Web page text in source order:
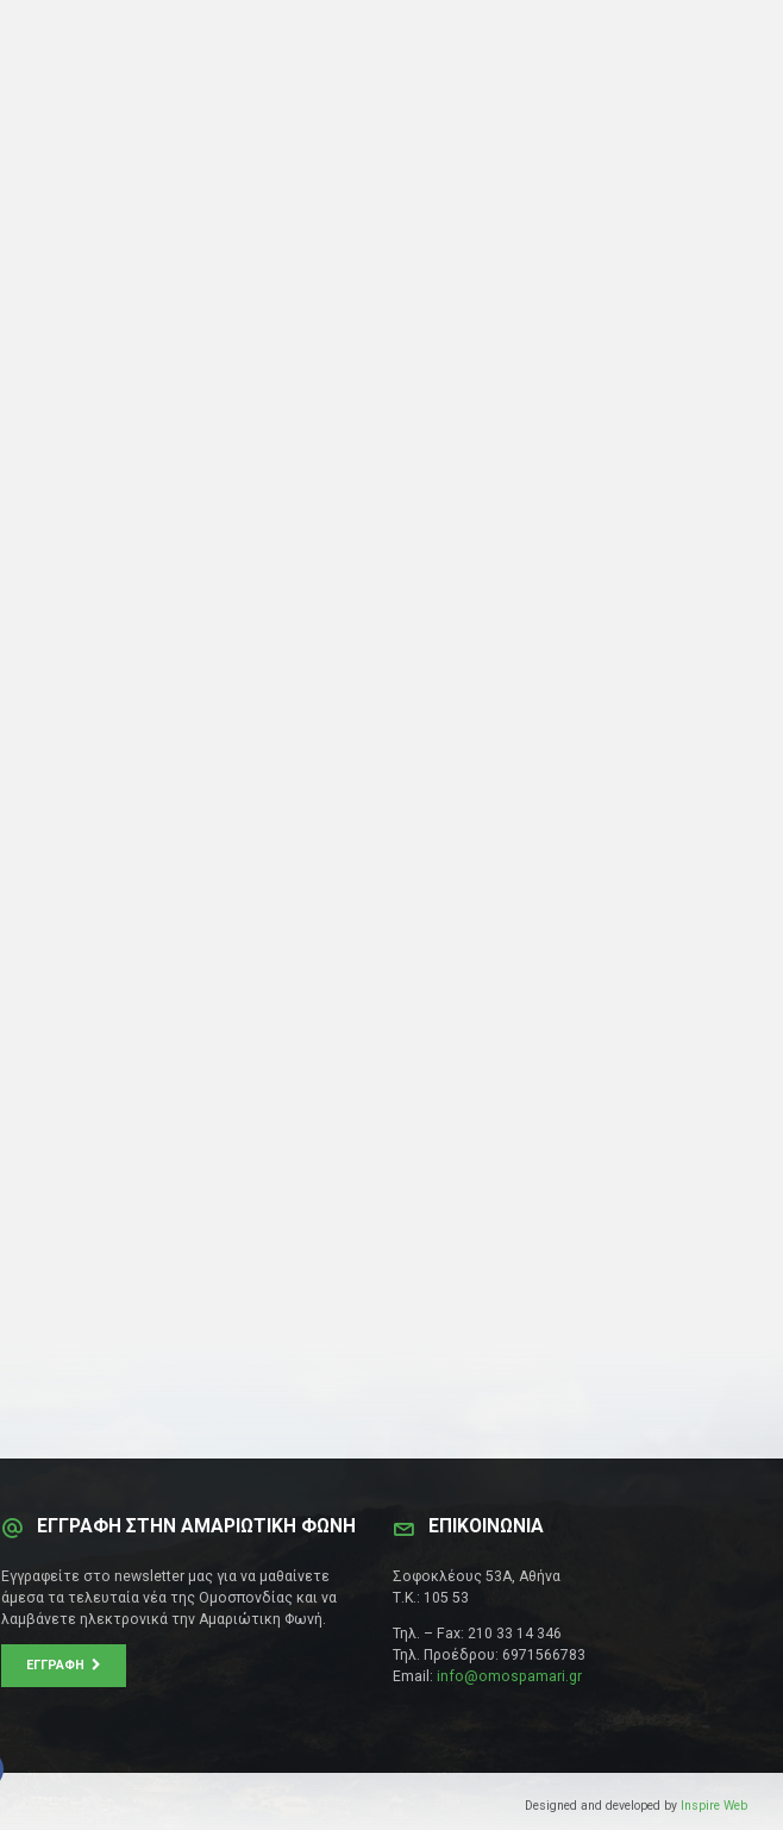
ΕΓΓΡΑΦΗ ΣΤΗΝ ΑΜΑΡΙΩΤΙΚΗ ΦΩΝΗ
Εγγραφείτε στο newsletter μας για να μαθαίνετε
άμεσα τα τελευταία νέα της Ομοσπονδίας και να
λαμβάνετε ηλεκτρονικά την Αμαριώτικη Φωνή.
ΕΓΓΡΑΦΉ
ΕΠΙΚΟΙΝΩΝΊΑ
Σοφοκλέους 53Α, Αθήνα
Τ.Κ.: 105 53
Τηλ. – Fax: 210 33 14 346
Τηλ. Προέδρου: 6971566783
Email: info@omospamari.gr
Designed and developed by Inspire Web